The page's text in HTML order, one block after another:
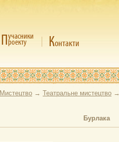
Пучасники
роекту Контакти
Мистецтво → Театральне мистецтво →
Бурлака